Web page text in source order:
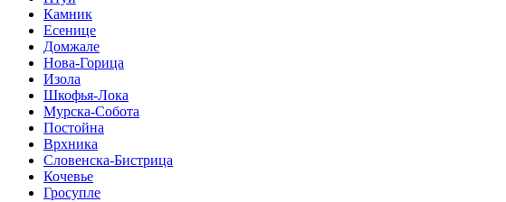
Камник
Есенице
Домжале
Нова-Горица
Изола
Шкофья-Лока
Мурска-Собота
Постойна
Врхника
Словенска-Бистрица
Кочевье
Гросупле